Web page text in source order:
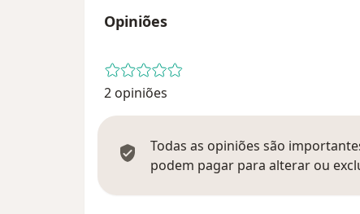
Opiniões
2 opiniões
Todas as opiniões são
podem pagar para alterar ou